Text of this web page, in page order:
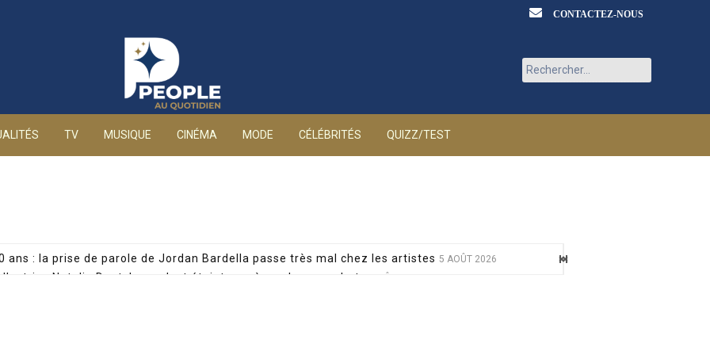
CONTACTEZ-NOUS
People au quotidien
Rechercher :
TV MUSIQUE CINÉMA MODE CÉLÉBRITÉS QUIZZ/TEST
ans : la prise de parole de Jordan Bardella passe très mal chez les artistes 5 AOÛT 2026
Natalia Dontcheva s’est éteinte après un long combat